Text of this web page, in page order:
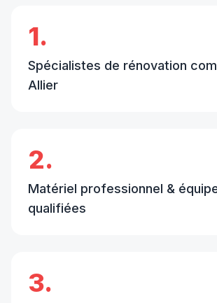
1.
Spécialistes de rénovation
Allier
2.
Matériel professionnel &
qualifiées
3.